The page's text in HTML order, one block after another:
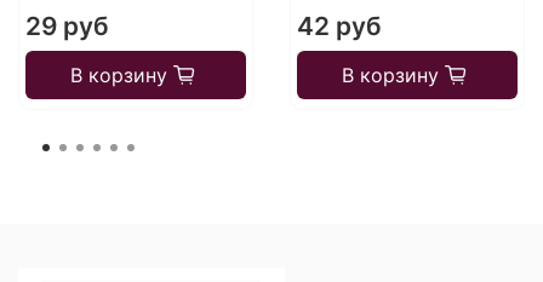
29 руб
В корзину
42 руб
В корзину